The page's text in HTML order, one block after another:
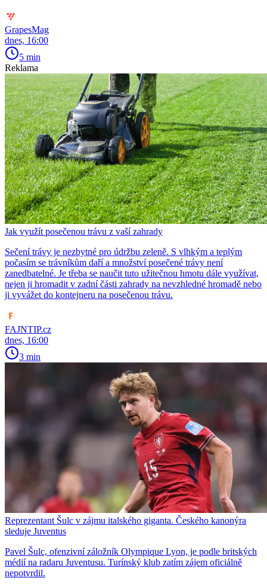
GrapesMag
dnes, 16:00
5 min
Reklama
Jak využít posečenou trávu z vaší zahrady
Sečení trávy je nezbytné pro údržbu zeleně. S vlhkým a teplým
počasím se trávníkům daří a množství posečené trávy není
zanedbatelné. Je třeba se naučit tuto užitečnou hmotu dále využívat,
nejen ji hromadit v zadní části zahrady na nevzhledné hromadě nebo
ji vyvážet do kontejneru na posečenou trávu.
FAJNTIP.cz
dnes, 16:00
3 min
Reprezentant Šulc v zájmu italského giganta. Českého kanonýra
sleduje Juventus
Pavel Šulc, ofenzivní záložník Olympique Lyon, je podle britských
médií na radaru Juventusu. Turínský klub zatím zájem oficiálně
nepotvrdil.